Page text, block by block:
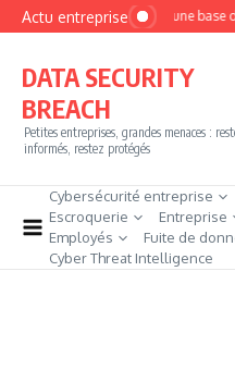
Aller au contenu
Actu entrepriseMyPhoto : une base de
DATA SECURITY
BREACH
Petites entreprises, grandes menaces :
informés, restez protégés
Cybersécurité entreprise
Escroquerie
Entreprise
Employés
Fuite de
Cyber Threat Intelligence